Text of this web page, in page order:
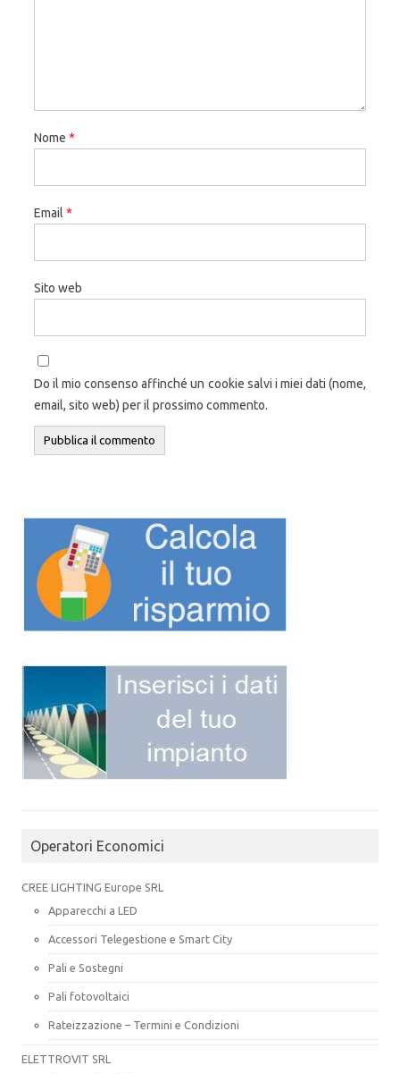
Nome *
Email *
Sito web
Do il mio consenso affinché un cookie salvi i miei dati (nome,
email, sito web) per il prossimo commento.
Operatori Economici
CREE LIGHTING Europe SRL
Apparecchi a LED
Accessori Telegestione e Smart City
Pali e Sostegni
Pali fotovoltaici
Rateizzazione – Termini e Condizioni
ELETTROVIT SRL